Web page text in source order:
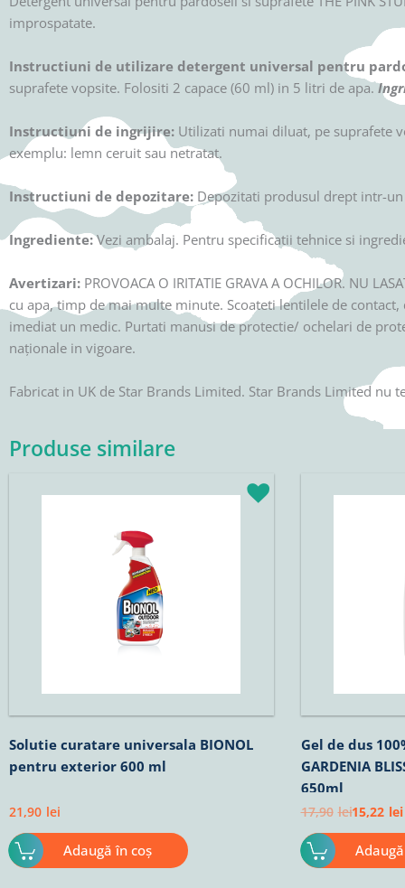
improspatate.
Instructiuni de utilizare detergent universal pentru
suprafete vopsite. Folositi 2 capace (60 ml) in 5 litri de apa.
Instructiuni de ingrijire: Utilizati numai diluat, pe suprafete
exemplu: lemn ceruit sau netratat.
Instructiuni de depozitare: Depozitati produsul drept intr-
Ingrediente:Vezi ambalaj. Pentru specificatii tehnice si
Avertizari: PROVOACA O IRITATIE GRAVA A OCHILOR. NU
cu apa, timp de mai multe minute. Scoateti lentilele de
imediat un medic. Purtati manusi de protectie/ ochelari de
naționale in vigoare.
Fabricat in UK de Star Brands Limited. Star Brands Limited
Produse similare
Solutie curatare universala BIONOL
pentru exterior 600 ml
21,90 lei
Adaugă în coș
Gel de dus
GARDENIA
650ml
17,90 lei
inițial
15,22 lei